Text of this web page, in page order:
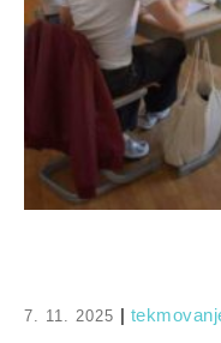
7. 11. 2025 |